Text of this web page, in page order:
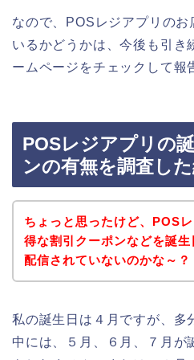
なので、POSレジアプリのお
いるかどうかは、今後も引き
ームページをチェックして報
POSレジアプリの
ンの有無を調査した
ちょっと思ったけど、POS
得な割引クーポンなどを誕
配信されていないのかな～？
私の誕生日は４月ですが、多
中には、５月、６月、７月が